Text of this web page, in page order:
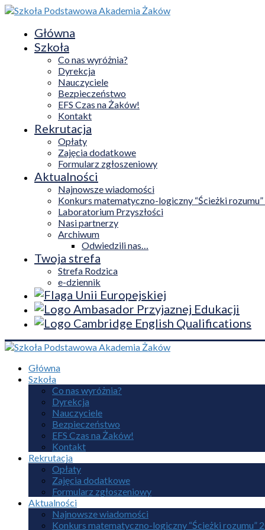
Główna
Szkoła
Co nas wyróżnia?
Dyrekcja
Nauczyciele
Bezpieczeństwo
EFS Czas na Żaków!
Kontakt
Rekrutacja
Opłaty
Zajęcia dodatkowe
Formularz zgłoszeniowy
Aktualności
Najnowsze wiadomości
Konkurs matematyczno-logiczny “Ścieżki
Laboratorium Przyszłości
Nasi partnerzy
Archiwum
Odwiedzili nas…
Twoja strefa
Strefa Rodzica
e-dziennik
Główna
Szkoła
Co nas wyróżnia?
Dyrekcja
Nauczyciele
Bezpieczeństwo
EFS Czas na Żaków!
Kontakt
Rekrutacja
Opłaty
Zajęcia dodatkowe
Formularz zgłoszeniowy
Aktualności
Najnowsze wiadomości
Konkurs matematyczno-logiczny “Ścieżki rozumu”